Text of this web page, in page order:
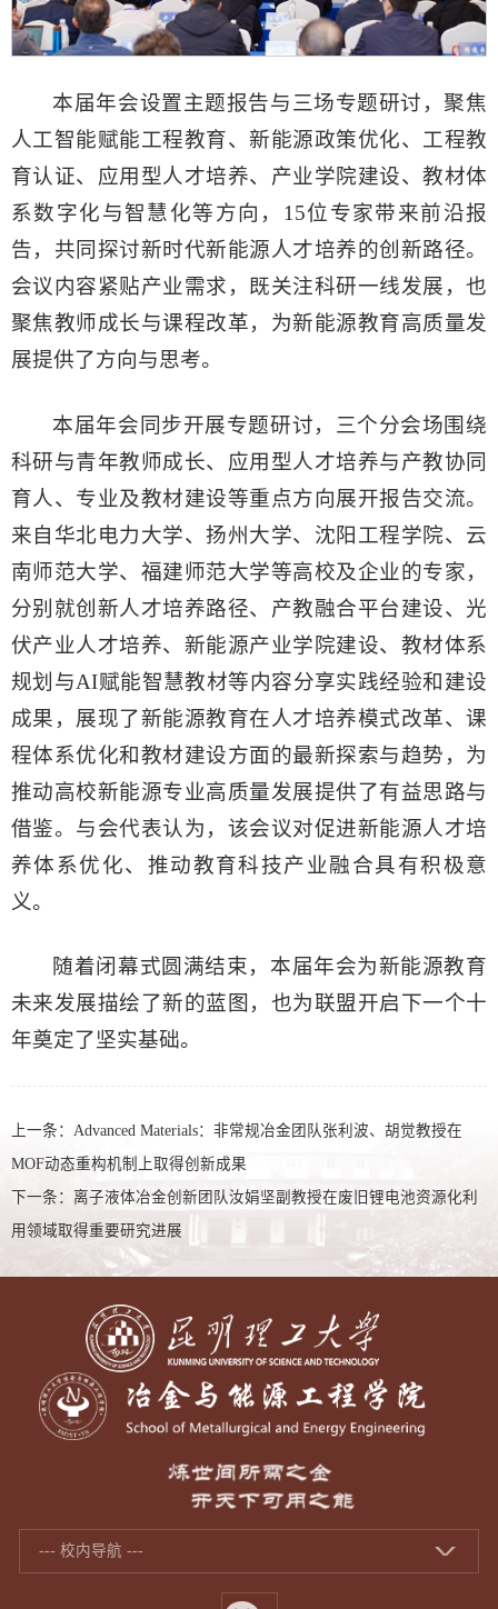
本届年会设置主题报告与三场专题研讨，聚焦
人工智能赋能工程教育、新能源政策优化、工程教
育认证、应用型人才培养、产业学院建设、教材体
系数字化与智慧化等方向，15位专家带来前沿报
告，共同探讨新时代新能源人才培养的创新路径。
会议内容紧贴产业需求，既关注科研一线发展，也
聚焦教师成长与课程改革，为新能源教育高质量发
展提供了方向与思考。
本届年会同步开展专题研讨，三个分会场围绕
科研与青年教师成长、应用型人才培养与产教协同
育人、专业及教材建设等重点方向展开报告交流。
来自华北电力大学、扬州大学、沈阳工程学院、云
南师范大学、福建师范大学等高校及企业的专家，
分别就创新人才培养路径、产教融合平台建设、光
伏产业人才培养、新能源产业学院建设、教材体系
规划与AI赋能智慧教材等内容分享实践经验和建设
成果，展现了新能源教育在人才培养模式改革、课
程体系优化和教材建设方面的最新探索与趋势，为
推动高校新能源专业高质量发展提供了有益思路与
借鉴。与会代表认为，该会议对促进新能源人才培
养体系优化、推动教育科技产业融合具有积极意
义。
随着闭幕式圆满结束，本届年会为新能源教育
未来发展描绘了新的蓝图，也为联盟开启下一个十
年奠定了坚实基础。
上一条： Advanced Materials：非常规冶金团队张利波、胡觉教授在
MOF动态重构机制上取得创新成果
下一条： 离子液体冶金创新团队汝娟坚副教授在废旧锂电池资源化利
用领域取得重要研究进展
--- 校内导航 ---